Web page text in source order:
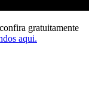
gratuitamente
aqui.